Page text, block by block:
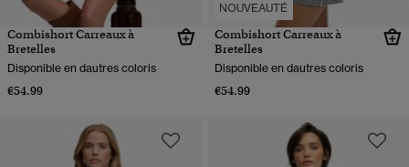
Combishort Carreaux à
Bretelles
Disponible en dautres coloris
€54.99
NOUVEAUTÉ
Combishort Carreaux à
Bretelles
Disponible en dautres coloris
€54.99